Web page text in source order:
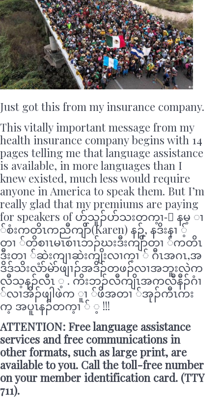
Just got this from my insurance company.
This vitally important message from my
health insurance company begins with 14
pages telling me that language assistance
is available, in more languages than I
knew existed, much less would require
anyone in America to speak them. But I’m
really glad that my premiums are paying
for speakers of ပာ်သူၣ်ပာ်သးတက့ၢ-် နမ့ ၢ
်စံးကတိၤကညီကျိာ်(Karen) နၣ့်, နဒိးနၢ ့်
တၢ ်တိစၢၤမၤစၢၤဘၣ်ဃးဒီးကျိာ်တၢ ်ကတိၤ
ဒီးတၢ ်ဆဲးကျၢဆဲးကျိးလၢက့ၢ ် ဂီၤအဂၤ,အ
ဒိဒ်သိးလံာ်မဲာ်ဖျၢၣ်အဒိၣ်တဖၣ်လၢအဘူးလဲက
လီသ့နၣ်လီၤ ့ . ကိးဘၣ်လီကျိၤအကလီနီၣ်ဂံၢ
်လၢအိၣ်ဖျါဖဲက ူၢ ်ဖိအတၢ ်အုၣ်ကီၤကး
က့ အပူၤနၣ်တက့ၢ ် ့ !!!
ATTENTION: Free language assistance
services and free communications in
other formats, such as large print, are
available to you. Call the toll-free number
on your member identification card. (TTY
711).